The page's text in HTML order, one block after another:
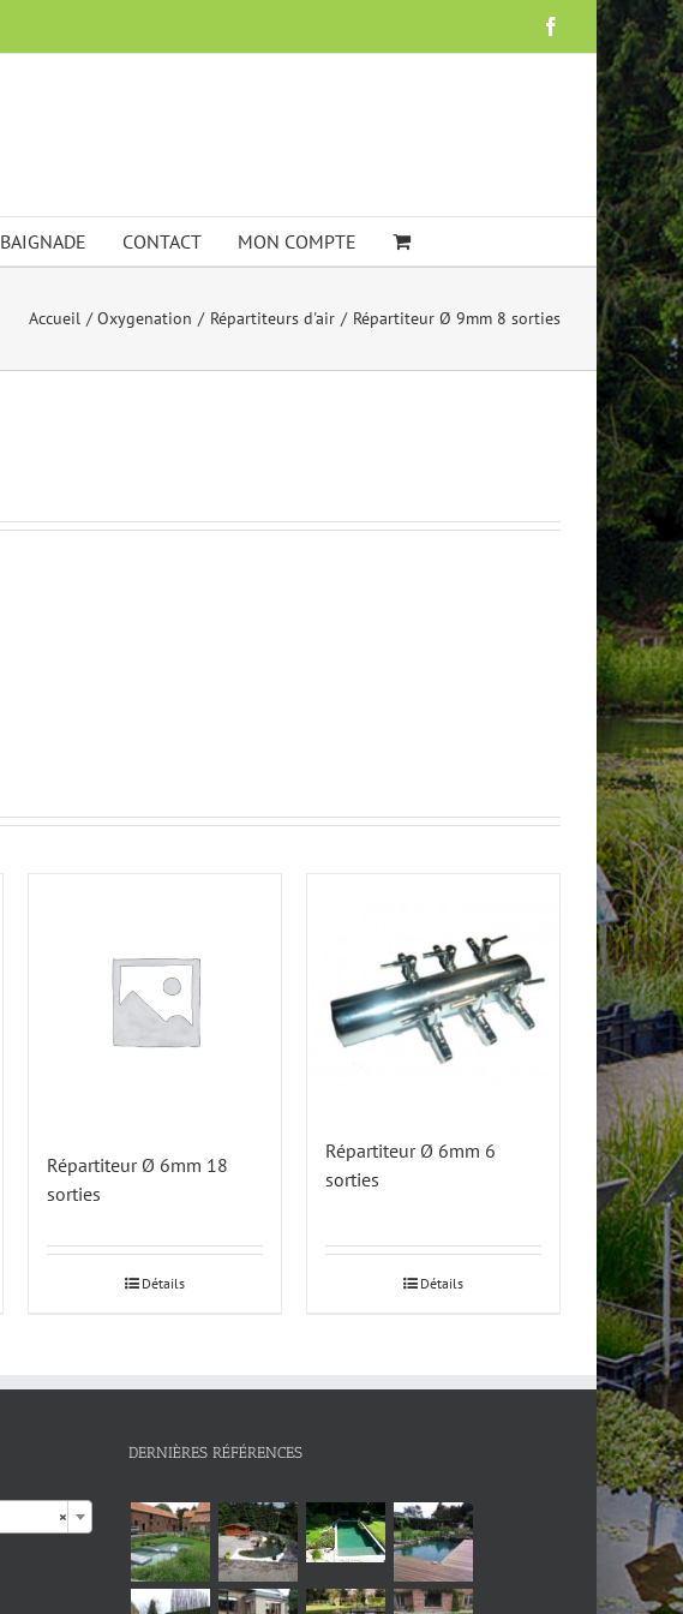
Facebook
BAIGNADE CONTACT MON COMPTE
Accueil Oxygenation Répartiteurs d'air Répartiteur Ø 9mm 8 sorties
Répartiteur Ø 6mm 18
sorties
Détails
Répartiteur Ø 6mm 6
sorties
Détails
×
DERNIÈRES RÉFÉRENCES